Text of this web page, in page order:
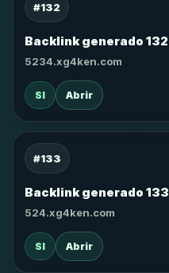
#132
Backlink generado 132
5234.xg4ken.com
SI Abrir
#133
Backlink generado 133
524.xg4ken.com
SI Abrir